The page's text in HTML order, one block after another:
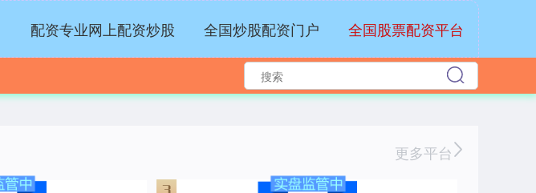
配资专业网上配资炒股 全国炒股配资门户 全国股票配资平台
更多平台
沪深300 4694.44 +43.13 +0.93%